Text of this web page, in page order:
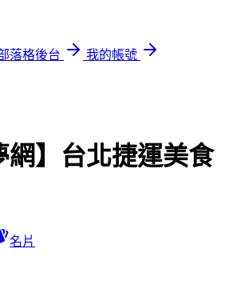
落格後台
我的帳號
網】台北捷運美食
名片